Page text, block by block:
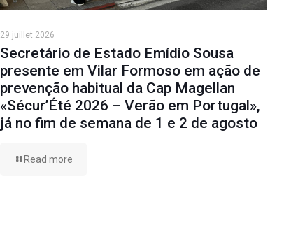
29 juillet 2026
Secretário de Estado Emídio Sousa
presente em Vilar Formoso em ação de
prevenção habitual da Cap Magellan
«Sécur’Été 2026 – Verão em Portugal»,
já no fim de semana de 1 e 2 de agosto
Read more